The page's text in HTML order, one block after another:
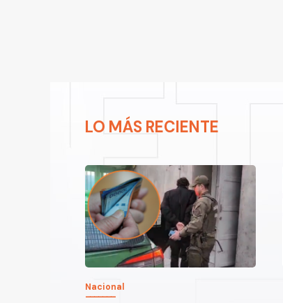
LO MÁS RECIENTE
Nacional